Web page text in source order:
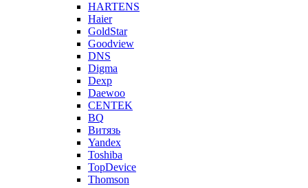
HARTENS
Haier
GoldStar
Goodview
DNS
Digma
Dexp
Daewoo
CENTEK
BQ
Витязь
Yandex
Toshiba
TopDevice
Thomson